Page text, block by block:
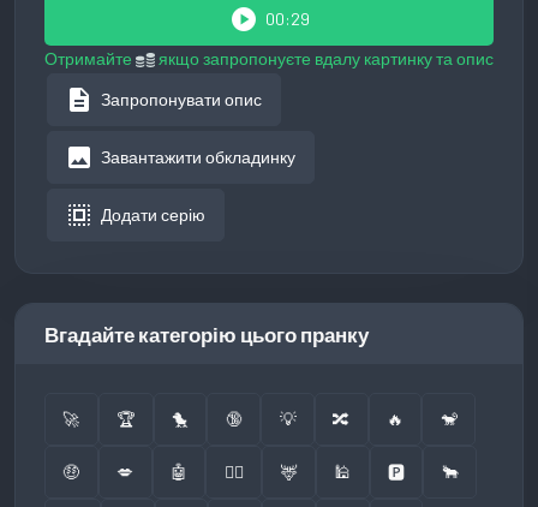
play_circle 00:29
Отримайте
якщо запропонуєте вдалу картинку та опис
description Запропонувати опис
image Завантажити обкладинку
select_all Додати серію
Вгадайте категорію цього пранку
🚀 🏆 🐤 🔞 💡 🔀 🔥 🐒
🤑 💋 🤖 👮‍♂️ 🦌 🕌 🅿️ 🐂